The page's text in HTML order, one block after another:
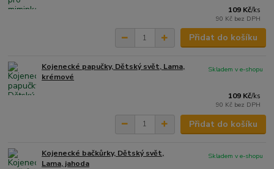
109 Kč/ks
90 Kč bez DPH
Přidat do košíku
Kojenecké papučky, Dětský svět, Lama,
krémové
109 Kč/ks
90 Kč bez DPH
Skladem v e-shopu
Přidat do košíku
Kojenecké bačkůrky, Dětský svět,
Lama, jahoda
Skladem v e-shopu